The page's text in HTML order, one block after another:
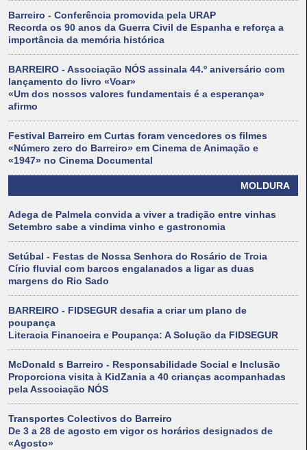
Barreiro - Conferência promovida pela URAP
Recorda os 90 anos da Guerra Civil de Espanha e reforça a
importância da memória histórica
BARREIRO - Associação NÓS assinala 44.º aniversário com
lançamento do livro «Voar»
«Um dos nossos valores fundamentais é a esperança»
afirmo
Festival Barreiro em Curtas foram vencedores os filmes
«Número zero do Barreiro» em Cinema de Animação e
«1947» no Cinema Documental
MOLDURA
Adega de Palmela convida a viver a tradição entre vinhas
Setembro sabe a vindima vinho e gastronomia
Setúbal - Festas de Nossa Senhora do Rosário de Troia
Círio fluvial com barcos engalanados a ligar as duas
margens do Rio Sado
BARREIRO - FIDSEGUR desafia a criar um plano de
poupança
Literacia Financeira e Poupança: A Solução da FIDSEGUR
McDonald s Barreiro - Responsabilidade Social e Inclusão
Proporciona visita à KidZania a 40 crianças acompanhadas
pela Associação NÓS
Transportes Colectivos do Barreiro
De 3 a 28 de agosto em vigor os horários designados de
«Agosto»